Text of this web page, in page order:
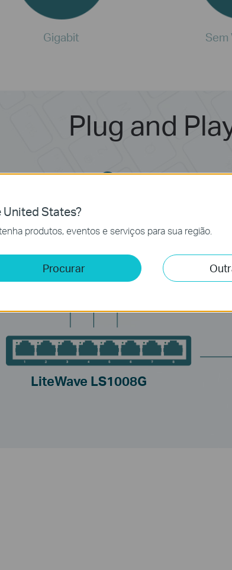
Gigabit Sem
Plug and
2 Conecte os
Video game IPTV
LiteWave LS1008G
United States?
produtos, eventos e serviços para sua região.
Procurar